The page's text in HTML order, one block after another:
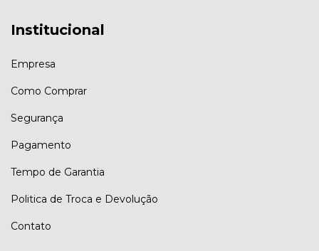
Institucional
Empresa
Como Comprar
Segurança
Pagamento
Tempo de Garantia
Politica de Troca e Devolução
Contato